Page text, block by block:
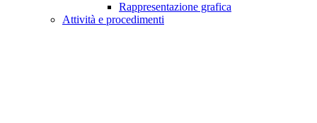
Rappresentazione grafica
Attività e procedimenti